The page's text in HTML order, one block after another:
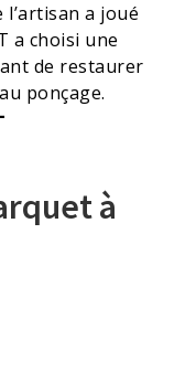
l’artisan a joué
a choisi une
de restaurer
ponçage.
à